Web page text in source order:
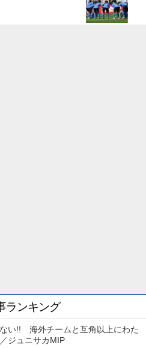
ランキング
い!! 海外チームと互角以上にわた
ジュニサカMIP